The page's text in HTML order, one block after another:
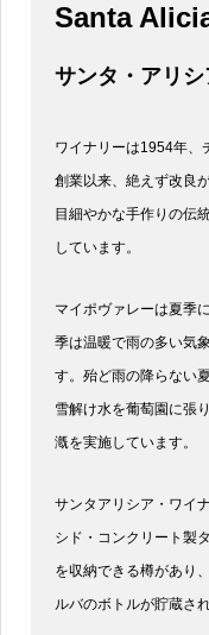
Santa
サンタ・アリシ
ワイナリーは1954年、
創業以来、絶えず改良
目細やかな手作りの伝
しています。
マイポヴァレーは夏季
季は温暖で雨の多い気
す。殆ど雨の降らない
雪解け水を葡萄園に張
漑を実施しています。
サンタアリシア・ワイ
シド・コンクリート製
を収納できる樽があり
ルバのボトルが貯蔵さ